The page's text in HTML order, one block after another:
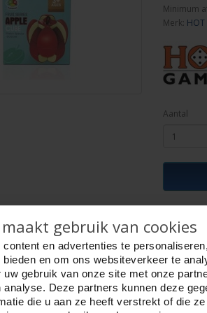
Minimum
Merk:
Aantal
door de vormen van de appel extra moeilijk.
“kubuspuzzel” in vrolijke fruitvorm!
appel, zachtgroene peer, zonnige sinaasappel
je lijf én je brein!
gebruik van cookies
en advertenties te
en om ons websiteverkeer te
gebruik van onze site met onze
Deze partners kunnen deze
die u aan ze heeft verstrekt of die